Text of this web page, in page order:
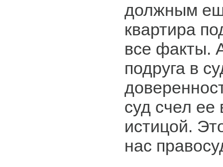
должным
квартира
все факты.
подруга в
суд счел ее
истицой.
нас